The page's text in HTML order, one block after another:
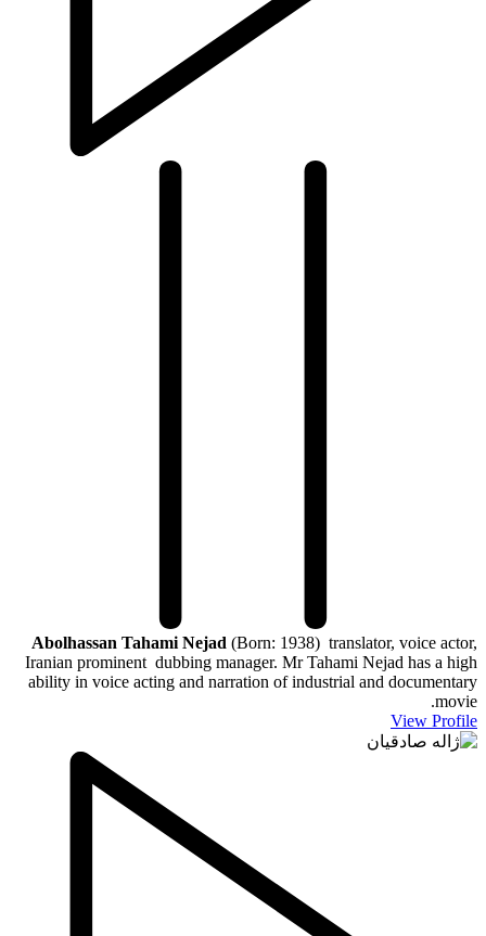
Abolhassan Tahami Nejad (Born: 1938) translator, voice actor,
Iranian prominent dubbing manager. Mr Tahami Nejad has a high
ability in voice acting and narration of industrial and documentary
movie.
View Profile